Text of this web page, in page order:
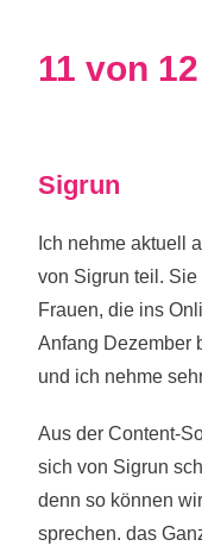
11 von 12
Sigrun
Ich nehme aktuell
von Sigrun teil.
Frauen, die ins
Anfang Dezember
und ich nehme
Aus der Content-
sich von Sigrun
denn so können
sprechen. das